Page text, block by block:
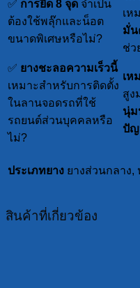
✅ การยึด 8 จุด จำเป็น
ต้องใช้พลุ๊กและน็อต
ขนาดพิเศษหรือไม่?
เห
มั่น
ช่ว
✅ ยางชะลอความเร็วนี้
เหมาะสำหรับการติดตั้ง
ในลานจอดรถที่ใช้
รถยนต์ส่วนบุคคลหรือ
ไม่?
เห
สูง
นุ่ม
ปัญ
ประเภทยาง ยางส่วนกลาง,
สินค้าที่เกี่ยวข้อง